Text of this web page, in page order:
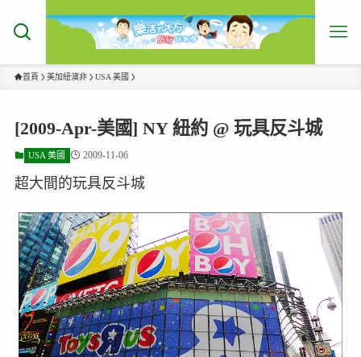
首頁 美加紐澳非 USA 美國
[2009-Apr-美國] NY 紐約 @ 玩具反斗城
USA 美國 2009-11-06
超大間的玩具反斗城